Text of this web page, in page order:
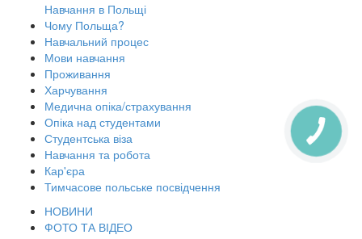
Навчання в Польщі
Чому Польща?
Навчальний процес
Мови навчання
Проживання
Харчування
Медична опіка/страхування
Опіка над студентами
Студентська віза
Навчання та робота
Кар'єра
Тимчасове польське посвідчення
НОВИНИ
ФОТО ТА ВІДЕО